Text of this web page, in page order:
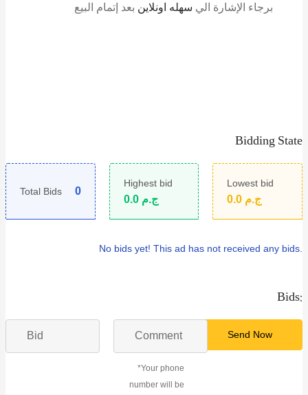
برجاء الإشارة الي سهله اونلاين بعد إتمام البيع
Bidding State
Total Bids 0
Highest bid
0.0 ج.م
Lowest bid
0.0 ج.م
No bids yet! This ad has not received any bids.
Bids:
*Your phone
number will be
Send Now